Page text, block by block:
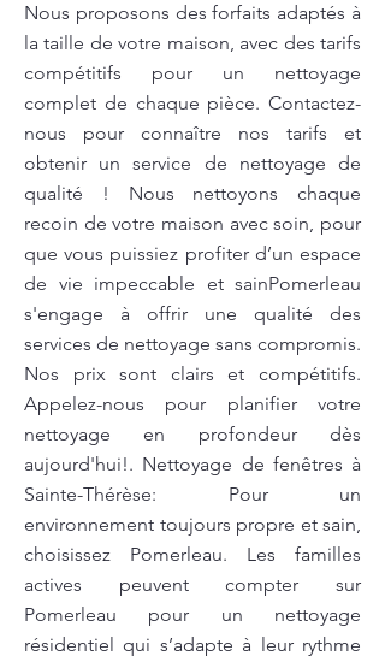
Nous proposons des forfaits adaptés à
la taille de votre maison, avec des tarifs
compétitifs pour un nettoyage
complet de chaque pièce. Contactez-
nous pour connaître nos tarifs et
obtenir un service de nettoyage de
qualité ! Nous nettoyons chaque
recoin de votre maison avec soin, pour
que vous puissiez profiter d’un espace
de vie impeccable et sainPomerleau
s'engage à offrir une qualité des
services de nettoyage sans compromis.
Nos prix sont clairs et compétitifs.
Appelez-nous pour planifier votre
nettoyage en profondeur dès
aujourd'hui!. Nettoyage de fenêtres à
Sainte-Thérèse: Pour un
environnement toujours propre et sain,
choisissez Pomerleau. Les familles
actives peuvent compter sur
Pomerleau pour un nettoyage
résidentiel qui s’adapte à leur rythme